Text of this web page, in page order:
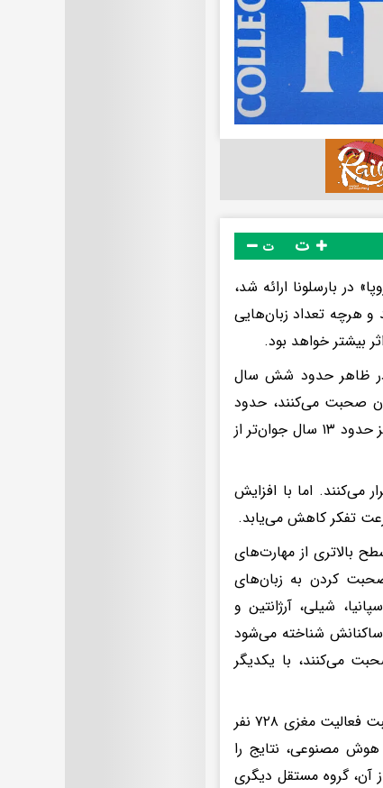
ت
در بارسلونا ارائه شد،
هرچه تعداد زبان‌هایی
بیشتر خواهد بود.
در ظاهر حدود شش سال
صحبت می‌کنند، حدود
هفت سال جوان‌تر به نظر می‌رسد و در کسانی که به چهار زبان مسلط هستند، مغز حدود ۱۳ سال جوان‌تر از
می‌کنند. اما با افزایش
تفکر کاهش می‌یابد.
بالاتری از مهارت‌های
صحبت کردن به زبان‌های
شیلی، آرژانتین و
ساکنانش شناخته می‌شود
می‌کنند، با یکدیگر
برای اندازه‌گیری سن عصبی مغز، پژوهشگران از روش «مگنتوانسفالوگرافی» برای ثبت فعالیت مغزی ۷۲۸ نفر
مصنوعی، نتایج را
آن، گروه مستقل دیگری